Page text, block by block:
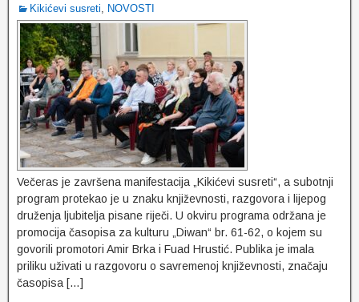
Kikićevi susreti, NOVOSTI
Večeras je završena manifestacija „Kikićevi susreti“, a subotnji
program protekao je u znaku književnosti, razgovora i lijepog
druženja ljubitelja pisane riječi. U okviru programa održana je
promocija časopisa za kulturu „Diwan“ br. 61-62, o kojem su
govorili promotori Amir Brka i Fuad Hrustić. Publika je imala
priliku uživati u razgovoru o savremenoj književnosti, značaju
časopisa […]